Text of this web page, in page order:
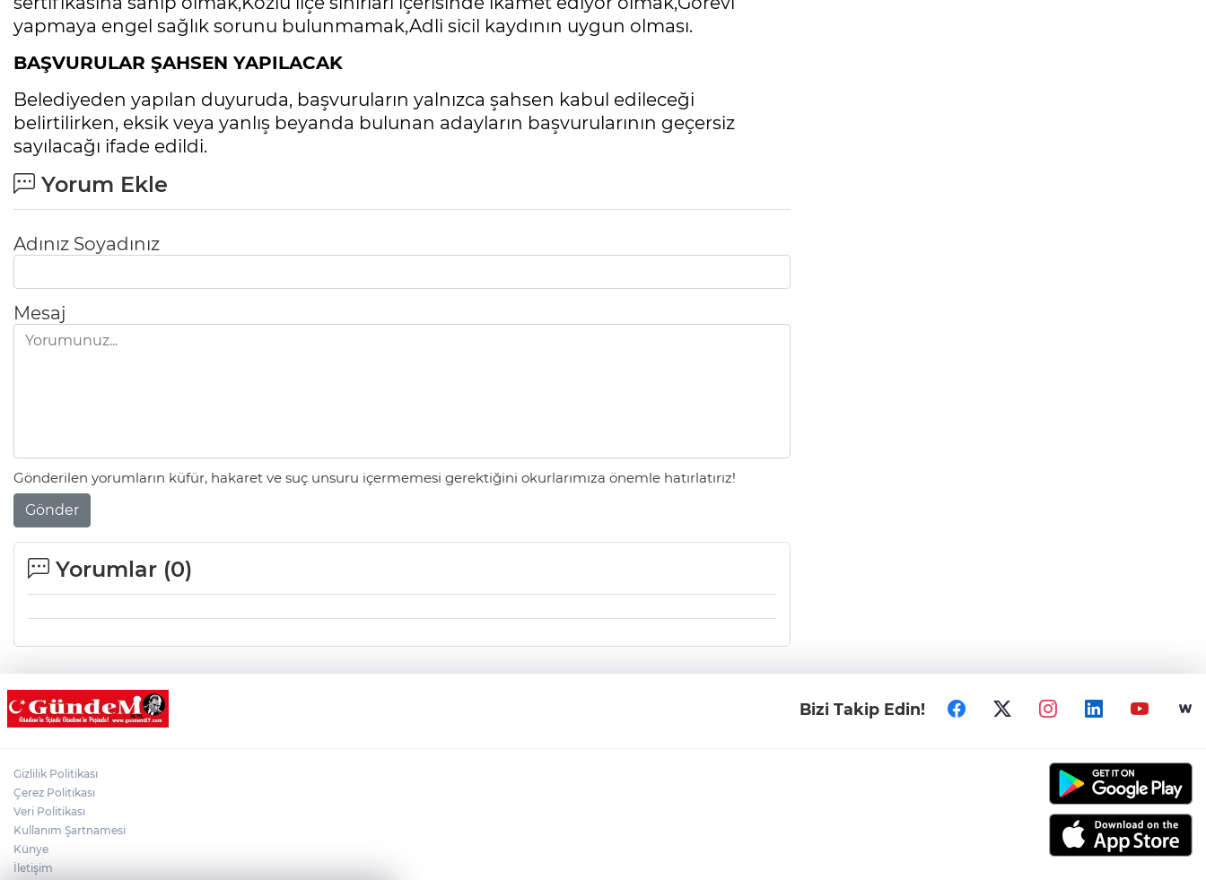
yapmaya engel sağlık sorunu bulunmamak,Adli sicil kaydının uygun olması.
BAŞVURULAR ŞAHSEN YAPILACAK
Belediyeden yapılan duyuruda, başvuruların yalnızca şahsen kabul edileceği
belirtilirken, eksik veya yanlış beyanda bulunan adayların başvurularının geçersiz
sayılacağı ifade edildi.
Yorum Ekle
Adınız Soyadınız
Mesaj
Gönderilen yorumların küfür, hakaret ve suç unsuru içermemesi gerektiğini okurlarımıza önemle hatırlatırız!
Gönder
Yorumlar (0)
Bizi Takip Edin!
Gizlilik Politikası
Çerez Politikası
Veri Politikası
Kullanım Şartnamesi
Künye
İletişim